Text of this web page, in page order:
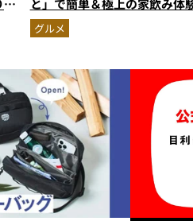
習
と」で簡単＆極上の家飲み体
グルメ